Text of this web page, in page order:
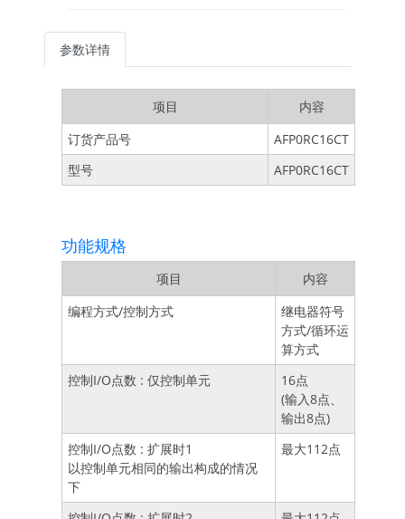
参数详情
项目
内容
订货产品号
AFP0RC16CT
型号
AFP0RC16CT
功能规格
项目
内容
编程方式/控制方式
继电器符号
方式/循环运
算方式
控制I/O点数 : 仅控制单元
16点
(输入8点、
输出8点)
控制I/O点数 : 扩展时1
以控制单元相同的输出构成的情况
下
最大112点